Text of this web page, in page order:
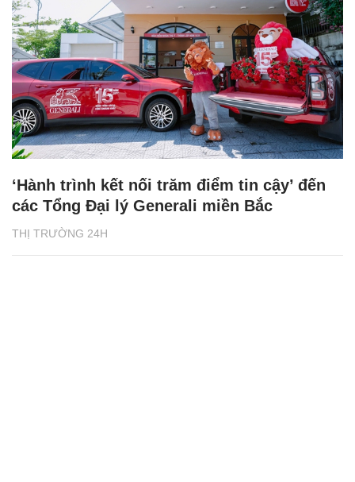
THỊ TRƯỜNG 24H
‘Hành trình kết nối trăm điểm tin cậy’ đến
các Tổng Đại lý Generali miền Bắc